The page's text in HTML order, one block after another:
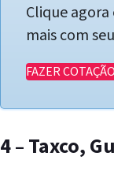
Clique
mais com
FAZER
4 – Taxco,